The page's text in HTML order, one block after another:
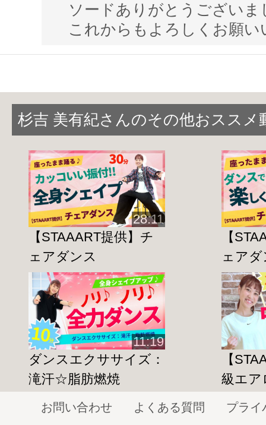
ソードありがとうございま
これからもよろしくお願い
杉吉 美有紀さんのその他おススメ
28:11
【STAAART提供】チ
ェアダンス
【
ェア
11:19
ダンスエクササイズ：
滝汗☆脂肪燃焼
【
級エア
お問い合わせ よくある質問
プライ